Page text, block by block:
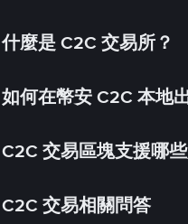
什麼是 C2C 交易所？
如何在幣安 C2C 本地
C2C 交易區塊支援哪
C2C 交易相關問答